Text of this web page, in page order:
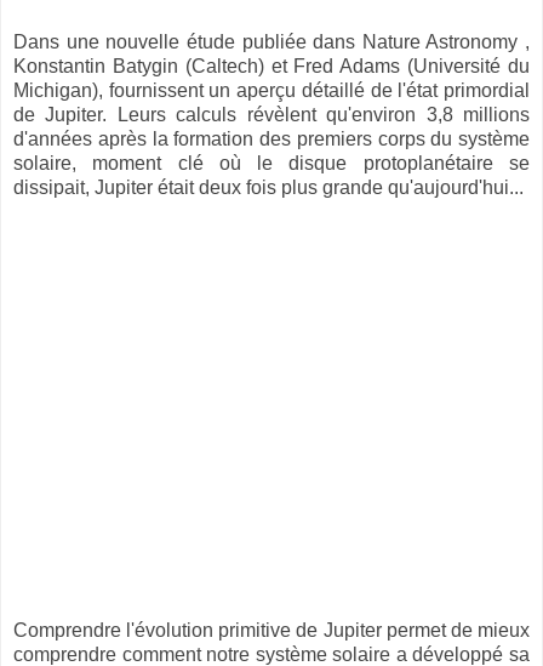
Dans une nouvelle étude publiée dans Nature Astronomy ,
Konstantin Batygin (Caltech) et Fred Adams (Université du
Michigan), fournissent un aperçu détaillé de l'état primordial
de Jupiter. Leurs calculs révèlent qu'environ 3,8 millions
d'années après la formation des premiers corps du système
solaire, moment clé où le disque protoplanétaire se
dissipait, Jupiter était deux fois plus grande qu'aujourd'hui...
Comprendre l'évolution primitive de Jupiter permet de mieux
comprendre comment notre système solaire a développé sa